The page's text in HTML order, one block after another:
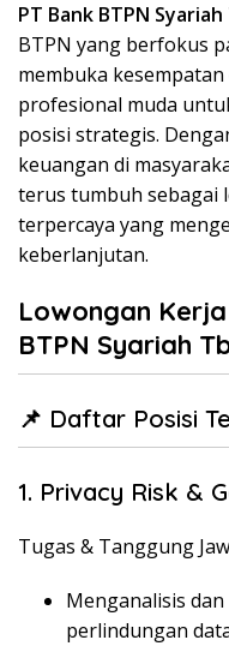
PT Bank BTPN
BTPN yang berfokus
membuka
profesional muda
posisi strategis.
keuangan di
terus tumbuh sebagai
terpercaya yang
keberlanjutan.
Lowongan
BTPN Syariah
📌 Daftar Posisi
1. Privacy Risk &
Tugas & Tanggung
Menganalisis
perlindungan